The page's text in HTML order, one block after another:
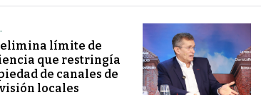
elimina límite de
que restringía
de canales de
locales